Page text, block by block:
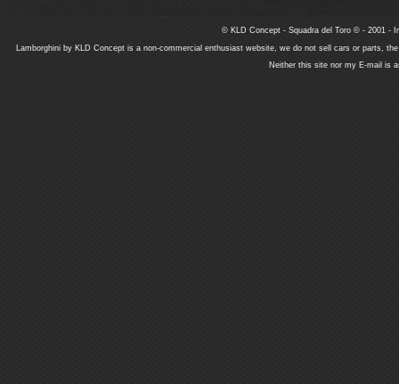
© KLD Concept - Squadra del Toro © - 2001 -
Lamborghini by KLD Concept is a non-commercial enthusiast website, we do not sell cars or parts,
Neither this site nor my E-mail is